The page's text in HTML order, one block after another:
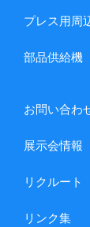
プレス用周
部品供給機
お問い合わ
展示会情報
リクルート
リンク集